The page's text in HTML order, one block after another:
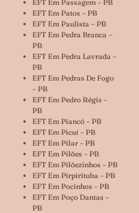
EFT Em Passagem – PB
EFT Em Patos – PB
EFT Em Paulista – PB
EFT Em Pedra Branca –
PB
EFT Em Pedra Lavrada –
PB
EFT Em Pedras De Fogo
– PB
EFT Em Pedro Régis –
PB
EFT Em Piancó – PB
EFT Em Picuí – PB
EFT Em Pilar – PB
EFT Em Pilões – PB
EFT Em Pilõezinhos – PB
EFT Em Pirpirituba – PB
EFT Em Pocinhos – PB
EFT Em Poço Dantas –
PB